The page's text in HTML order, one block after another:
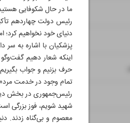
ما در حال شکوفایی
رئیس دولت چهاردهم
دنیای خود نخواهیم کرد؛
پزشکیان با اشاره به
اینکه شعار دهیم
حرف بزنیم و جواب
تمام وجود در خدمت
رئیس‌جمهوری در بخش
شهید شویم، فوز بزرگی
معصوم و بی‌گناه زدند.
۶
۷ ۸
۹
۱۰